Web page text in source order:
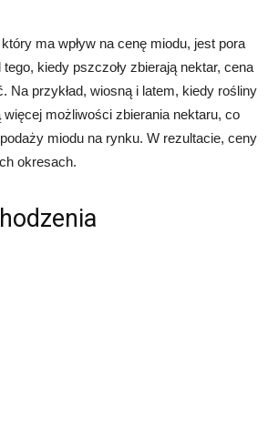
ma wpływ na cenę miodu, jest pora
kiedy pszczoły zbierają nektar, cena
Na przykład, wiosną i latem, kiedy rośliny
więcej możliwości zbierania nektaru, co
miodu na rynku. W rezultacie, ceny
okresach.